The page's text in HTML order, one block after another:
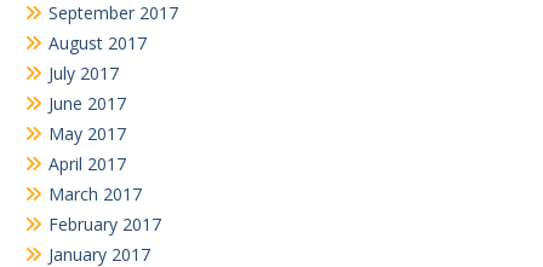
September 2017
August 2017
July 2017
June 2017
May 2017
April 2017
March 2017
February 2017
January 2017